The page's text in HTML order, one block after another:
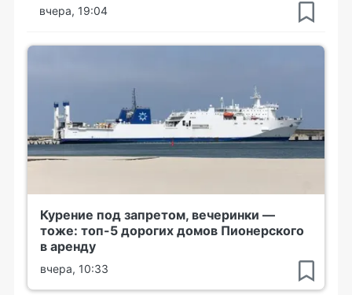
вчера, 19:04
Курение под запретом, вечеринки —
тоже: топ-5 дорогих домов Пионерского
в аренду
вчера, 10:33